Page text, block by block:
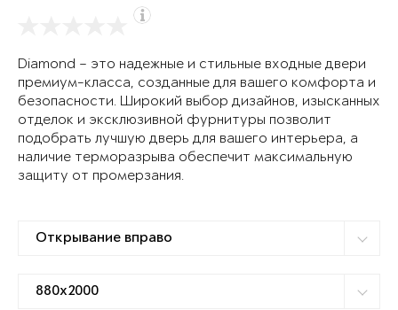
Diamond – это надежные и стильные входные двери
премиум-класса, созданные для вашего комфорта и
безопасности. Широкий выбор дизайнов, изысканных
отделок и эксклюзивной фурнитуры позволит
подобрать лучшую дверь для вашего интерьера, а
наличие терморазрыва обеспечит максимальную
защиту от промерзания.